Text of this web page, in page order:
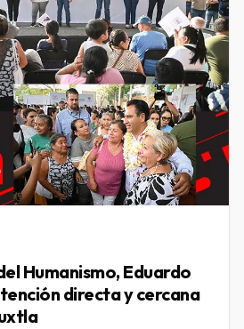
Humanismo, Eduardo
directa y cercana